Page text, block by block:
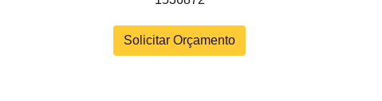
Solicitar Orçamento